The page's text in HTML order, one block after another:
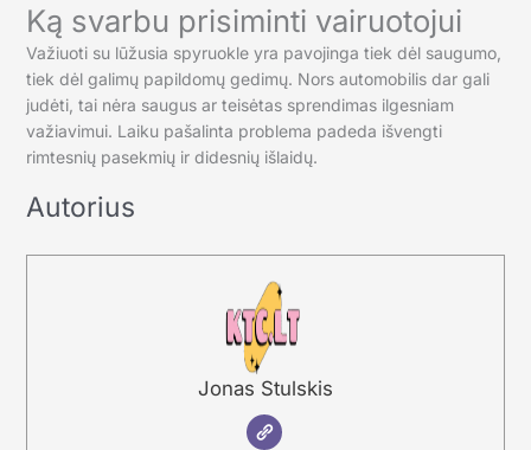
Ką svarbu prisiminti vairuotojui
Važiuoti su lūžusia spyruokle yra pavojinga tiek dėl saugumo,
tiek dėl galimų papildomų gedimų. Nors automobilis dar gali
judėti, tai nėra saugus ar teisėtas sprendimas ilgesniam
važiavimui. Laiku pašalinta problema padeda išvengti
rimtesnių pasekmių ir didesnių išlaidų.
Autorius
Jonas Stulskis